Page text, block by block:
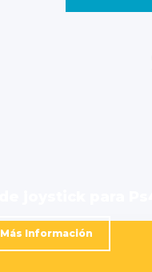
Más Información